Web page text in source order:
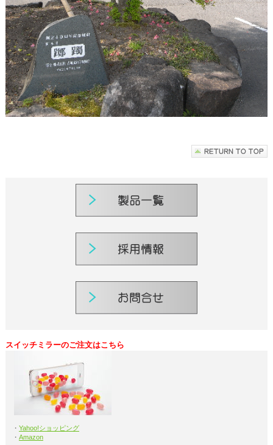
スイッチミラーのご注文はこちら
・ Yahoo!ショッピング
・ Amazon